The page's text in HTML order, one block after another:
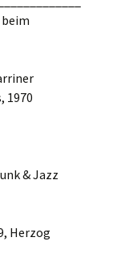
beim
1970
& Jazz
Herzog